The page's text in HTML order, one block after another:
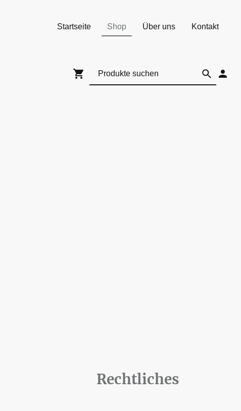
Startseite Shop Über uns Kontakt
Rechtliches